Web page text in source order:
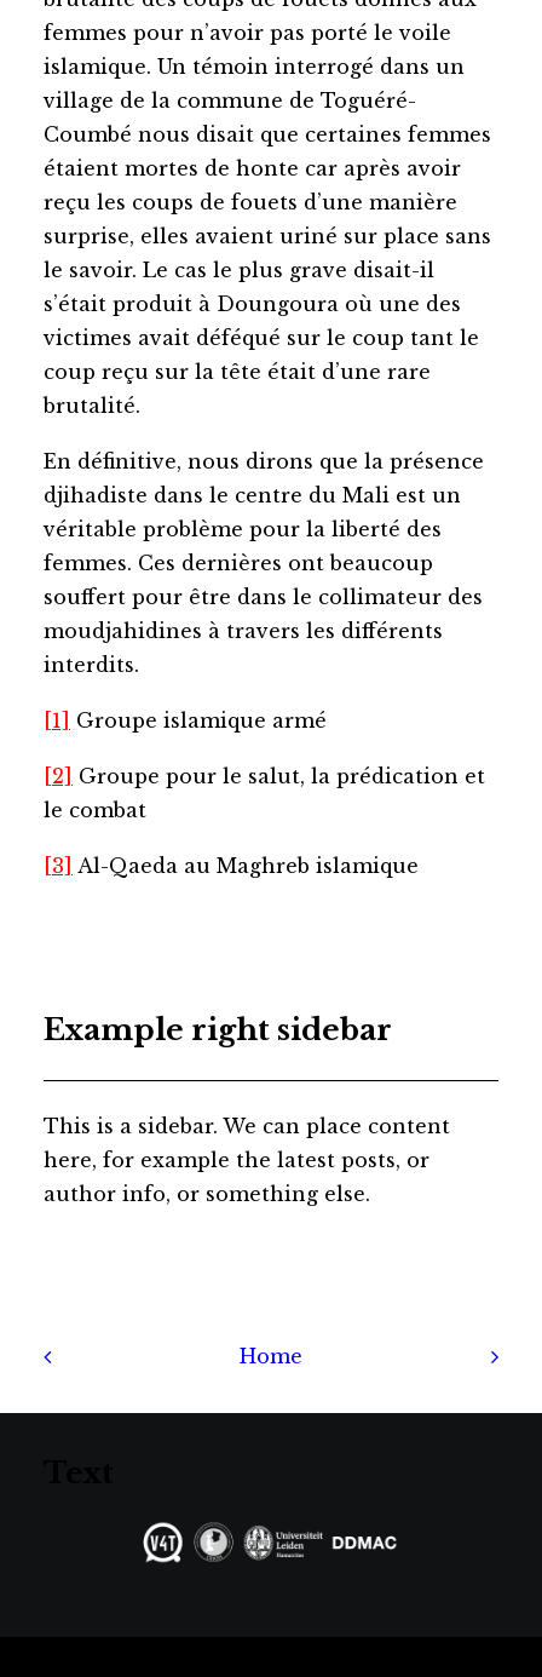
femmes pour n’avoir pas porté le voile
islamique. Un témoin interrogé dans un
village de la commune de Toguéré-
Coumbé nous disait que certaines femmes
étaient mortes de honte car après avoir
reçu les coups de fouets d’une manière
surprise, elles avaient uriné sur place sans
le savoir. Le cas le plus grave disait-il
s’était produit à Doungoura où une des
victimes avait déféqué sur le coup tant le
coup reçu sur la tête était d’une rare
brutalité.
En définitive, nous dirons que la présence
djihadiste dans le centre du Mali est un
véritable problème pour la liberté des
femmes. Ces dernières ont beaucoup
souffert pour être dans le collimateur des
moudjahidines à travers les différents
interdits.
[1] Groupe islamique armé
[2] Groupe pour le salut, la prédication et
le combat
[3] Al-Qaeda au Maghreb islamique
Example right sidebar
This is a sidebar. We can place content
here, for example the latest posts, or
author info, or something else.
Home